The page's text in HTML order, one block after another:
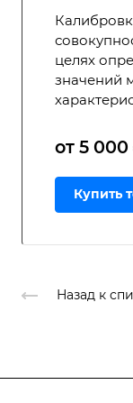
целях
значений
от 5 000
Купить
Назад к